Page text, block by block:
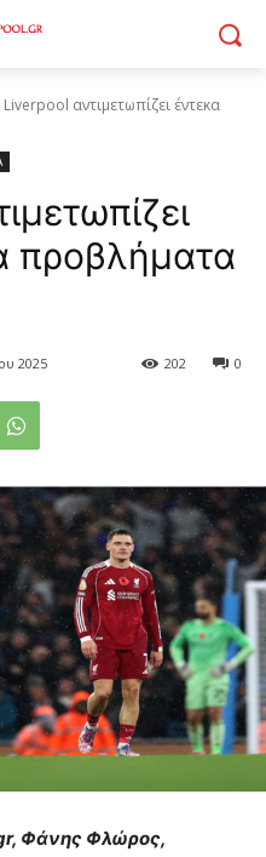
αντιμετωπίζει έντεκα
προβλήματα
2025 0
202
Φάνης Φλώρος,